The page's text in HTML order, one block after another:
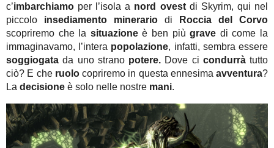
c’imbarchiamo per l’isola a nord ovestdi Skyrim, qui nel
piccolo insediamento minerario di
Roccia del Corvo
scopriremo che la situazioneè ben piùgrave di come la
immaginavamo, l’intera popolazione, infatti, sembra essere
soggiogata da uno strano potere. Dove ci condurràtutto
ciò? E che ruolocopriremo in questa ennesima avventura?
La decisione è solo nelle nostre mani.